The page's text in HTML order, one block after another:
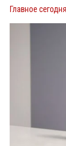
Главное сегодня